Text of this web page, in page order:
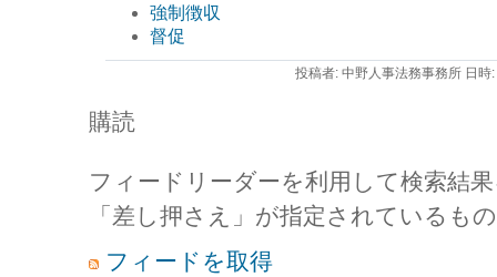
強制徴収
督促
投稿者: 中野人事法務事務所 日
購読
フィードリーダーを利用して検索結
「差し押さえ」が指定されているも
フィードを取得